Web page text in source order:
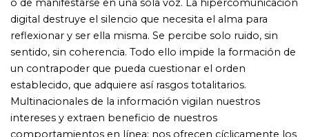
que el biopoder, porque nos vigila, controla y mueve no
desde fuera, sino desde dentro.